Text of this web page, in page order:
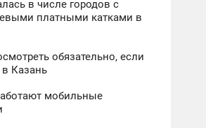
в числе городов с
платными катками в
обязательно, если
Казань
мобильные